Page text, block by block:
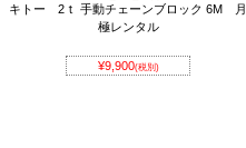
キトー 2ｔ 手動チェーンブロック 6M 月
極レンタル
¥9,900(税別)